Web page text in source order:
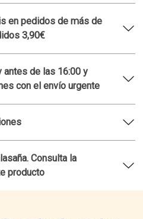
en pedidos de más de
3,90€
antes de las 16:00 y
con el envío urgente
Consulta la
producto